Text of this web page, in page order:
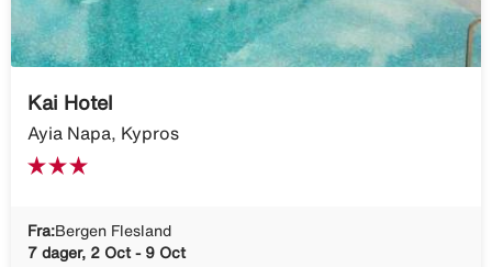
Kai Hotel
Ayia Napa, Kypros
Fra:Bergen Flesland
7 dager, 2 Oct - 9 Oct